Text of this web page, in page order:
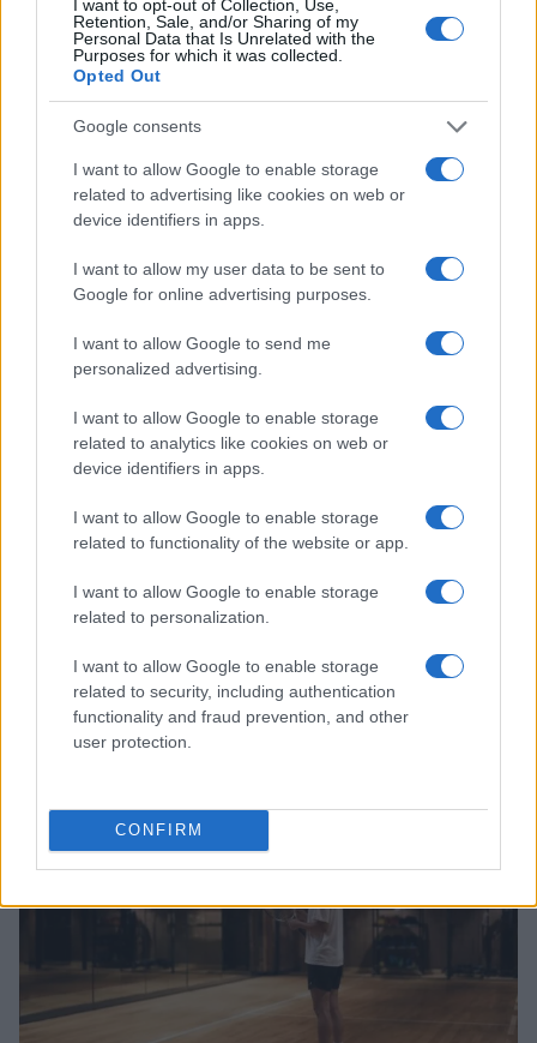
I want to opt-out of Collection, Use,
Retention, Sale, and/or Sharing of my
Personal Data that Is Unrelated with the
Purposes for which it was collected.
Opted Out
Google consents
I want to allow Google to enable storage
related to advertising like cookies on web or
device identifiers in apps.
I want to allow my user data to be sent to
Google for online advertising purposes.
I want to allow Google to send me
personalized advertising.
I want to allow Google to enable storage
related to analytics like cookies on web or
device identifiers in apps.
I want to allow Google to enable storage
related to functionality of the website or app.
I want to allow Google to enable storage
related to personalization.
I want to allow Google to enable storage
related to security, including authentication
functionality and fraud prevention, and other
user protection.
CONFIRM
Tennis: il dettagliato programma del 6 agosto per il
Canadian Open 2026
Francesca Lombardi · 6 Ago 2026
TENNIS
Masters 1000 canadese: Shelton supera Brooksby e
avanza al terzo turno
Andrea Conforti · 6 Ago 2026